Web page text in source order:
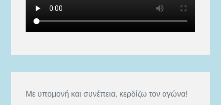
Με υπομονή και συνέπεια, κερδίζω τον αγώνα!